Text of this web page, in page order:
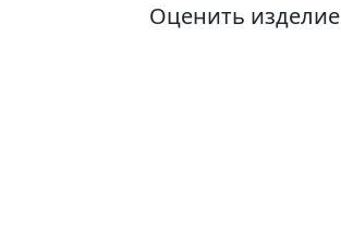
Оценить изделие